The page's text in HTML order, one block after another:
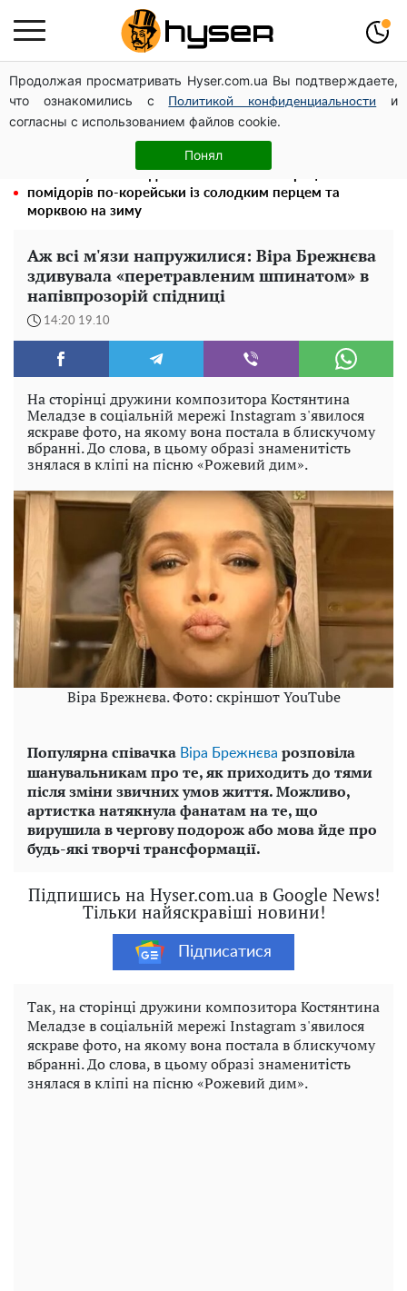
Продолжая просматривать Hyser.com.ua Вы подтверждаете,
что ознакомились с
Политикой конфиденциальности
и
согласны с использованием файлов cookie.
Понял
Банку захочеться відкрити вже завтра: рецепт швидкої
квашеної капусти у найсмачнішому маринаді
Як учасник бойових дій може оформити пільгу на
оплату комунальних послуг: інструкція
помідорів по-корейськи із солодким перцем та
морквою на зиму
Аж всі м'язи напружилися: Віра Брежнєва
здивувала «перетравленим шпинатом» в
напівпрозорій спідниці
14:20 19.10
На сторінці дружини композитора Костянтина
Меладзе в соціальній мережі Instagram з'явилося
яскраве фото, на якому вона постала в блискучому
вбранні. До слова, в цьому образі знаменитість
знялася в кліпі на пісню «Рожевий дим».
Віра Брежнєва. Фото: скріншот YouTube
Популярна співачка Віра Брежнєва розповіла
шанувальникам про те, як приходить до тями
після зміни звичних умов життя. Можливо,
артистка натякнула фанатам на те, що
вирушила в чергову подорож або мова йде про
будь-які творчі трансформації.
Підпишись на Hyser.com.ua в Google News!
Тільки найяскравіші новини!
Підписатися
Так, на сторінці дружини композитора Костянтина
Меладзе в соціальній мережі Instagram з'явилося
яскраве фото, на якому вона постала в блискучому
вбранні. До слова, в цьому образі знаменитість
знялася в кліпі на пісню «Рожевий дим».